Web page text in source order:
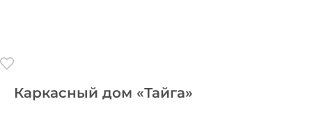
Каркасный дом «Тайга»